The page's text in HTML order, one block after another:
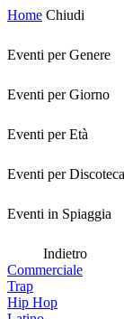
Home Chiudi
Eventi per Genere
Eventi per Giorno
Eventi per Età
Eventi per Discoteca
Eventi in Spiaggia
Indietro
Commerciale
Trap
Hip Hop